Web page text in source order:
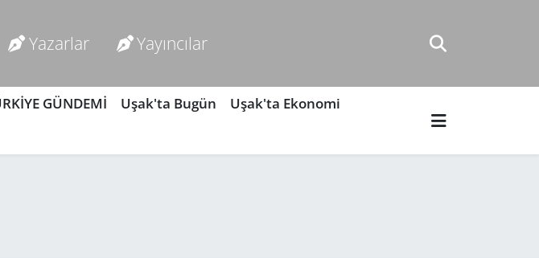
Yazarlar Yayıncılar
GÜNDEMİ Uşak'ta Bugün
Uşak'ta Ekonomi